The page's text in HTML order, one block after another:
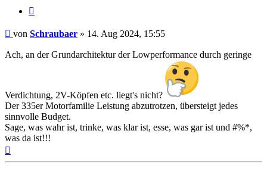
Beitrag
von Schraubaer » 14. Aug 2024, 15:55
Ach, an der Grundarchitektur der Lowperformance durch geringe
Verdichtung, 2V-Köpfen etc. liegt's nicht?
Der 335er Motorfamilie Leistung abzutrotzen, übersteigt jedes
sinnvolle Budget.
Sage, was wahr ist, trinke, was klar ist, esse, was gar ist und #%*,
was da ist!!!